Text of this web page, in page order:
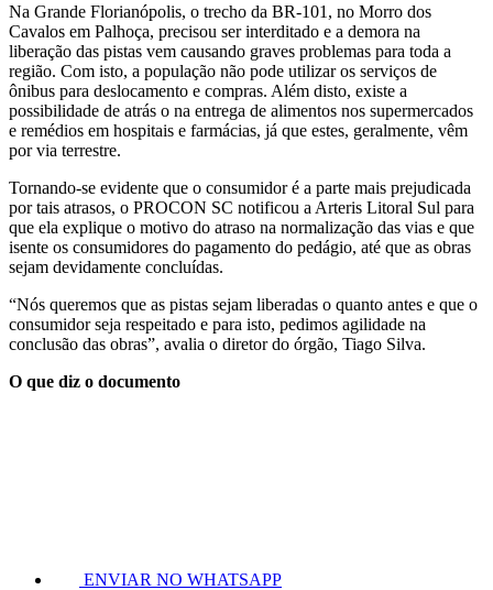
Na Grande Florianópolis, o trecho da BR-101, no Morro dos
Cavalos em Palhoça, precisou ser interditado e a demora na
liberação das pistas vem causando graves problemas para toda a
região. Com isto, a população não pode utilizar os serviços de
ônibus para deslocamento e compras. Além disto, existe a
possibilidade de atrás o na entrega de alimentos nos supermercados
e remédios em hospitais e farmácias, já que estes, geralmente, vêm
por via terrestre.
Tornando-se evidente que o consumidor é a parte mais prejudicada
por tais atrasos, o PROCON SC notificou a Arteris Litoral Sul para
que ela explique o motivo do atraso na normalização das vias e que
isente os consumidores do pagamento do pedágio, até que as obras
sejam devidamente concluídas.
“Nós queremos que as pistas sejam liberadas o quanto antes e que o
consumidor seja respeitado e para isto, pedimos agilidade na
conclusão das obras”, avalia o diretor do órgão, Tiago Silva.
O que diz o documento
ENVIAR NO WHATSAPP